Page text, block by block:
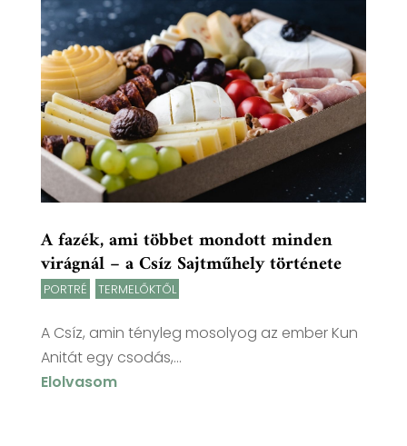
A fazék, ami többet mondott minden
virágnál – a Csíz Sajtműhely története
PORTRÉ TERMELŐKTŐL
A Csíz, amin tényleg mosolyog az ember Kun
Anitát egy csodás,...
Elolvasom